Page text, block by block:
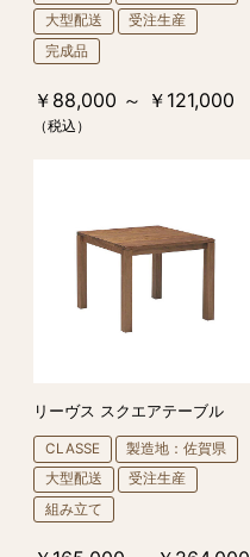
大型配送
受注生産
完成品
￥88,000 ～ ￥121,000
（税込）
リーヴス スクエアテーブル
CLASSE
製造地：佐賀県
大型配送
受注生産
組み立て